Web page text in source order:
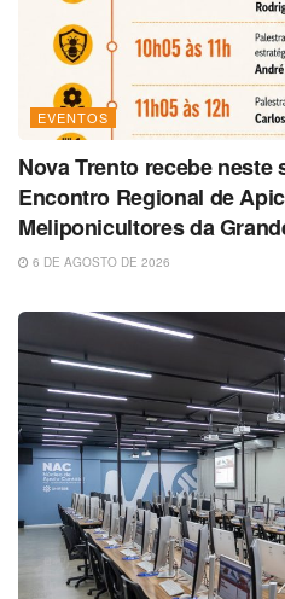
EVENTOS
Nova Trento recebe neste
Encontro Regional de
Meliponicultores da
6 DE AGOSTO DE 2026